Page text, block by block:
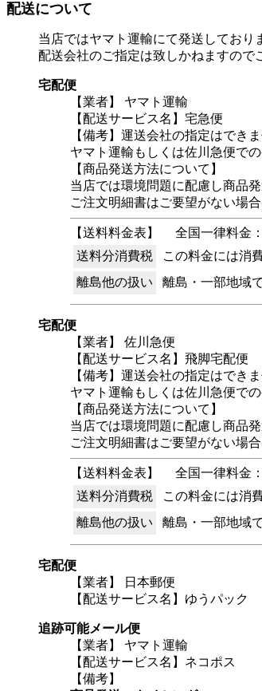
配送について
当店ではヤマト運輸にて発送しており
配送会社のご指定は致しかねますので
宅配便
【業者】 ヤマト運輸
【配送サービス名】宅急便
【備考】運送会社の指定はできま
ヤマト運輸もしくは佐川急便での
【商品発送方法について】
当店では環境問題に配慮し商品
ご注文明細書はご要望がない場
【送料料金表】
全国一律料金：
送料分消費税
この料金には消
離島他の扱い
離島・一部地域
宅配便
【業者】 佐川急便
【配送サービス名】飛脚宅配便
【備考】運送会社の指定はできま
ヤマト運輸もしくは佐川急便での
【商品発送方法について】
当店では環境問題に配慮し商品
ご注文明細書はご要望がない場
【送料料金表】
全国一律料金：
送料分消費税
この料金には消
離島他の扱い
離島・一部地域
宅配便
【業者】 日本郵便
【配送サービス名】ゆうパック
追跡可能メール便
【業者】 ヤマト運輸
【配送サービス名】ネコポス
【備考】